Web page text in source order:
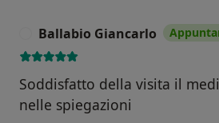
Ballabio Giancarlo
Soddisfatto della visita il
nelle spiegazioni